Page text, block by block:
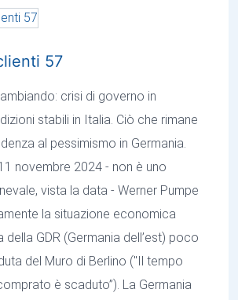
57
crisi di governo in
stabili in Italia. Ciò che rimane
al pessimismo in Germania.
novembre 2024 - non è uno
vista la data - Werner Pumpe
la situazione economica
della GDR (Germania dell’est) poco
del Muro di Berlino ("Il tempo
è scaduto”). La Germania